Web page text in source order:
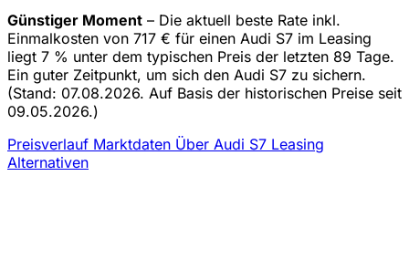
Günstiger Moment – Die aktuell beste Rate inkl.
Einmalkosten von 717 € für einen Audi S7 im Leasing
liegt 7 % unter dem typischen Preis der letzten 89 Tage.
Ein guter Zeitpunkt, um sich den Audi S7 zu sichern.
(Stand: 07.08.2026. Auf Basis der historischen Preise seit
09.05.2026.)
Preisverlauf Marktdaten Über Audi S7 Leasing
Alternativen